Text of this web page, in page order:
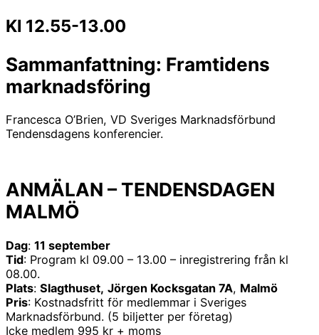
Kl 12.55-13.00
Sammanfattning: Framtidens
marknadsföring
Francesca O’Brien, VD Sveriges Marknadsförbund
Tendensdagens konferencier.
ANMÄLAN – TENDENSDAGEN
MALMÖ
Dag: 11 september
Tid: Program kl 09.00 – 13.00 – inregistrering från kl
08.00.
Plats: Slagthuset, Jörgen Kocksgatan 7A, Malmö
Pris: Kostnadsfritt för medlemmar i Sveriges
Marknadsförbund. (5 biljetter per företag)
Icke medlem 995 kr + moms